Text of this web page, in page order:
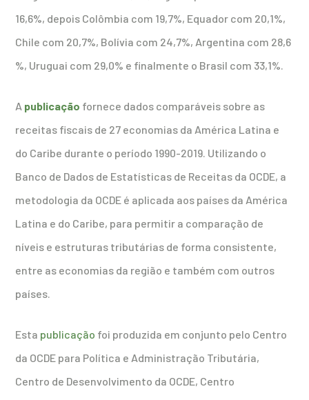
16,6%, depois Colômbia com 19,7%, Equador com 20,1%,
Chile com 20,7%, Bolívia com 24,7%, Argentina com 28,6
%, Uruguai com 29,0% e finalmente o Brasil com 33,1%.
A publicação fornece dados comparáveis ​​sobre as
receitas fiscais de 27 economias da América Latina e
do Caribe durante o período 1990-2019. Utilizando o
Banco de Dados de Estatísticas de Receitas da OCDE, a
metodologia da OCDE é aplicada aos países da América
Latina e do Caribe, para permitir a comparação de
níveis e estruturas tributárias de forma consistente,
entre as economias da região e também com outros
países.
Esta publicação foi produzida em conjunto pelo Centro
da OCDE para Política e Administração Tributária,
Centro de Desenvolvimento da OCDE, Centro